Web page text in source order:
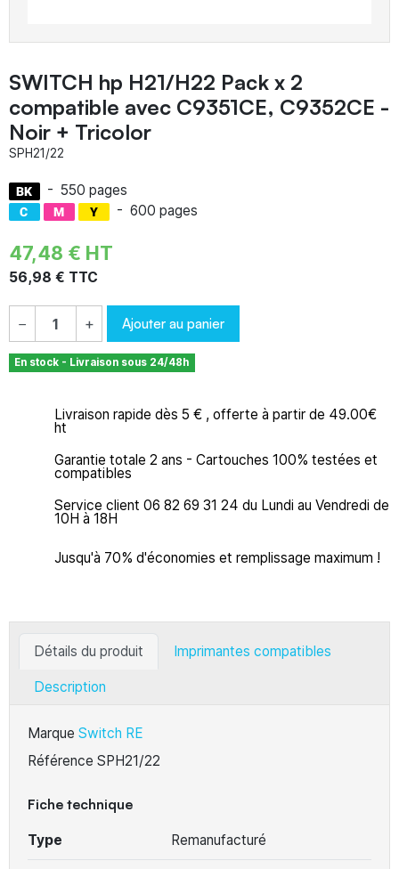
SWITCH hp H21/H22 Pack x 2
compatible avec C9351CE, C9352CE -
Noir + Tricolor
SPH21/22
- 550 pages
- 600 pages
47,48 € HT
56,98 € TTC
− + Ajouter au panier
En stock - Livraison sous 24/48h
Livraison rapide dès 5 € , offerte à partir de 49.00€
ht
Garantie totale 2 ans - Cartouches 100% testées et
compatibles
Service client 06 82 69 31 24 du Lundi au Vendredi de
10H à 18H
Jusqu'à 70% d'économies et remplissage maximum !
Détails du produit Imprimantes compatibles
Description
Marque Switch RE
Référence SPH21/22
Fiche technique
Type Remanufacturé